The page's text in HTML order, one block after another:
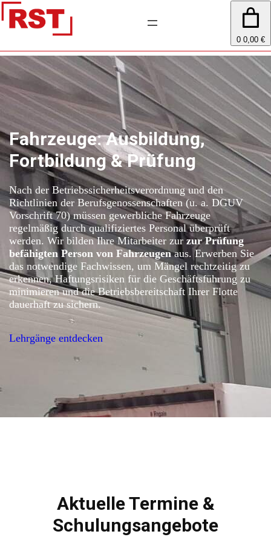
0 0,00 €
Fahrzeuge: Ausbildung,
Fortbildung & Prüfung
Nach der Betriebssicherheitsverordnung und den
Richtlinien der Berufsgenossenschaften (u. a. DGUV
Vorschrift 70) müssen gewerbliche Fahrzeuge
regelmäßig durch qualifiziertes Personal überprüft
werden. Wir bilden Ihre Mitarbeiter zurzur Prüfung
befähigten Person von Fahrzeugenaus. Erwerben Sie
das notwendige Fachwissen, um Mängel rechtzeitig zu
erkennen, Haftungsrisiken für die Geschäftsführung zu
minimieren und die Betriebsbereitschaft Ihrer Flotte
dauerhaft zu sichern.
Lehrgänge entdecken
Aktuelle Termine &
Schulungsangebote